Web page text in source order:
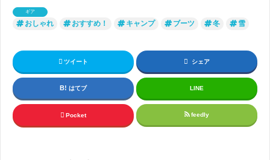
ギア
おしゃれ おすすめ！ キャンプ ブーツ 冬 雪
ツイート シェア
はてブ LINE
Pocket feedly